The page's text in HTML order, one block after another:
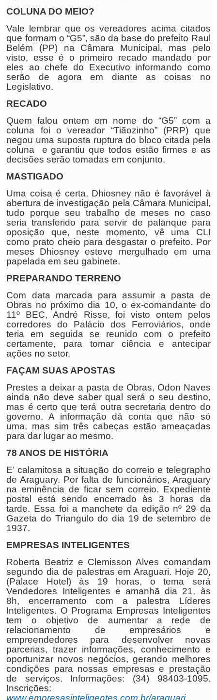
COLUNA DO MEIO?
Vale lembrar que os vereadores acima citados
que formam o “G5”, são da base do prefeito Raul
Belém (PP) na Câmara Municipal, mas pelo
visto, esse é o primeiro recado mandado por
eles ao chefe do Executivo informando como
serão de agora em diante as coisas no
Legislativo.
RECADO
Quem falou ontem em nome do “G5” com a
coluna foi o vereador “Tiãozinho” (PRP) que
negou uma suposta ruptura do bloco citada pela
coluna e garantiu que todos estão firmes e as
decisões serão tomadas em conjunto.
MASTIGADO
Uma coisa é certa, Dhiosney não é favorável à
abertura de investigação pela Câmara Municipal,
tudo porque seu trabalho de meses no caso
seria transferido para servir de palanque para
oposição que, neste momento, vê uma CLI
como prato cheio para desgastar o prefeito. Por
meses Dhiosney esteve mergulhado em uma
papelada em seu gabinete.
PREPARANDO TERRENO
Com data marcada para assumir a pasta de
Obras no próximo dia 10, o ex-comandante do
11º BEC, André Risse, foi visto ontem pelos
corredores do Palácio dos Ferroviários, onde
teria em seguida se reunido com o prefeito
certamente, para tomar ciência e antecipar
ações no setor.
FAÇAM SUAS APOSTAS
Prestes a deixar a pasta de Obras, Odon Naves
ainda não deve saber qual será o seu destino,
mas é certo que terá outra secretaria dentro do
governo. A informação dá conta que não só
uma, mas sim três cabeças estão ameaçadas
para dar lugar ao mesmo.
78 ANOS DE HISTÓRIA
E’ calamitosa a situação do correio e telegrapho
de Araguary. Por falta de funcionários, Araguary
na eminência de ficar sem correio. Expediente
postal está sendo encerrado às 3 horas da
tarde. Essa foi a manchete da edição nº 29 da
Gazeta do Triangulo do dia 19 de setembro de
1937.
EMPRESAS INTELIGENTES
Roberta Beatriz e Clemisson Alves comandam
segundo dia de palestras em Araguari. Hoje 20,
(Palace Hotel) às 19 horas, o tema será
Vendedores Inteligentes e amanhã dia 21, às
8h, encerramento com a palestra Líderes
Inteligentes. O Programa Empresas Inteligentes
tem o objetivo de aumentar a rede de
relacionamento de empresários e
empreendedores para desenvolver novas
parcerias, trazer informações, conhecimento e
oportunizar novos negócios, gerando melhores
condições para nossas empresas e prestação
de serviços. Informações: (34) 98403-1095.
Inscrições:
www.empresasinteligentes.com.br/araguari.